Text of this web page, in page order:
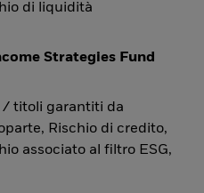
di liquidità
Strategies Fund
/ titoli garantiti da
Rischio di credito,
associato al filtro ESG,